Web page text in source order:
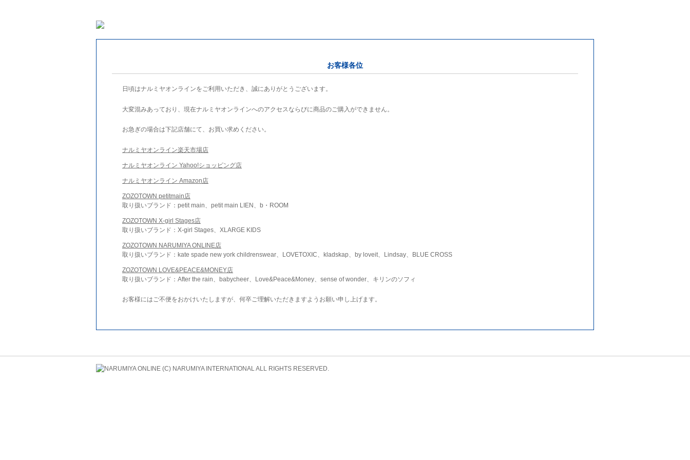
お客様各位
日頃はナルミヤオンラインをご利用いただき、誠にありがとうございます。
大変混みあっており、現在ナルミヤオンラインへのアクセスならびに商品のご購入ができません。
お急ぎの場合は下記店舗にて、お買い求めください。
ナルミヤオンライン楽天市場店
ナルミヤオンライン Yahoo!ショッピング店
ナルミヤオンライン Amazon店
ZOZOTOWN petitmain店
取り扱いブランド：petit main、petit main LIEN、b・ROOM
ZOZOTOWN X-girl Stages店
取り扱いブランド：X-girl Stages、XLARGE KIDS
ZOZOTOWN NARUMIYA ONLINE店
取り扱いブランド：kate spade new york childrenswear、LOVETOXIC、kladskap、by loveit、Lindsay、BLUE CROSS
ZOZOTOWN LOVE&PEACE&MONEY店
取り扱いブランド：After the rain、babycheer、Love&Peace&Money、sense of wonder、キリンのソフィ
お客様にはご不便をおかけいたしますが、何卒ご理解いただきますようお願い申し上げます。